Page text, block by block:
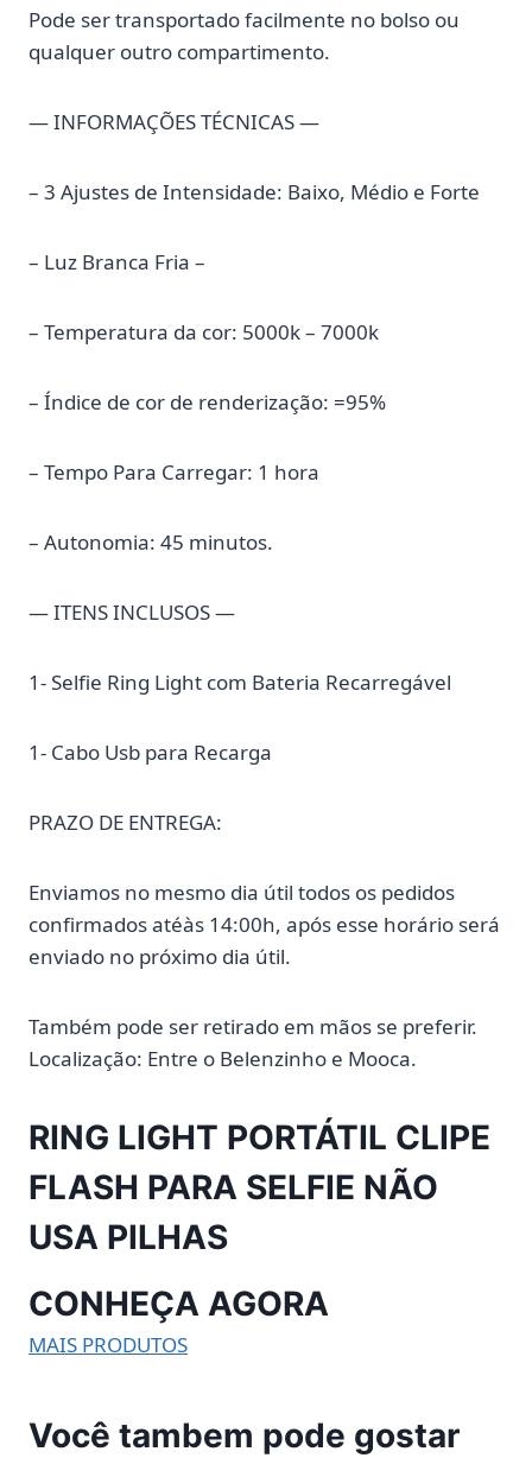
Pode ser transportado facilmente no bolso ou
qualquer outro compartimento.
— INFORMAÇÕES TÉCNICAS —
– 3 Ajustes de Intensidade: Baixo, Médio e Forte
– Luz Branca Fria –
– Temperatura da cor: 5000k – 7000k
– Índice de cor de renderização: =95%
– Tempo Para Carregar: 1 hora
– Autonomia: 45 minutos.
— ITENS INCLUSOS —
1- Selfie Ring Light com Bateria Recarregável
1- Cabo Usb para Recarga
PRAZO DE ENTREGA:
Enviamos no mesmo dia útil todos os pedidos
confirmados atéàs 14:00h, após esse horário será
enviado no próximo dia útil.
Também pode ser retirado em mãos se preferir.
Localização: Entre o Belenzinho e Mooca.
RING LIGHT PORTÁTIL CLIPE
FLASH PARA SELFIE NÃO
USA PILHAS
CONHEÇA AGORA
MAIS PRODUTOS
Você tambem pode gostar